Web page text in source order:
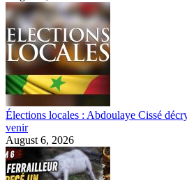
Élections locales : Abdoulaye Cissé
venir
August 6, 2026